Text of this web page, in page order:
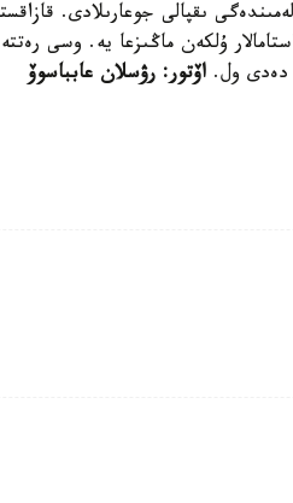
ىقپالى جوعارىلادى.
ۇلكەن ماڭىزعا يە. وسى
دەدى ول. اۆتور: رۋسلان عابباسوۆ